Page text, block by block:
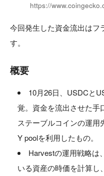
https://
今回発生した資金流出はフ
す。
概要
10月26日、USDCと
覚。資金を流出させた手
ステーブルコインの運用
Y poolを利用したもの。
Harvestの運用戦略は
いる資産の時価を計算し